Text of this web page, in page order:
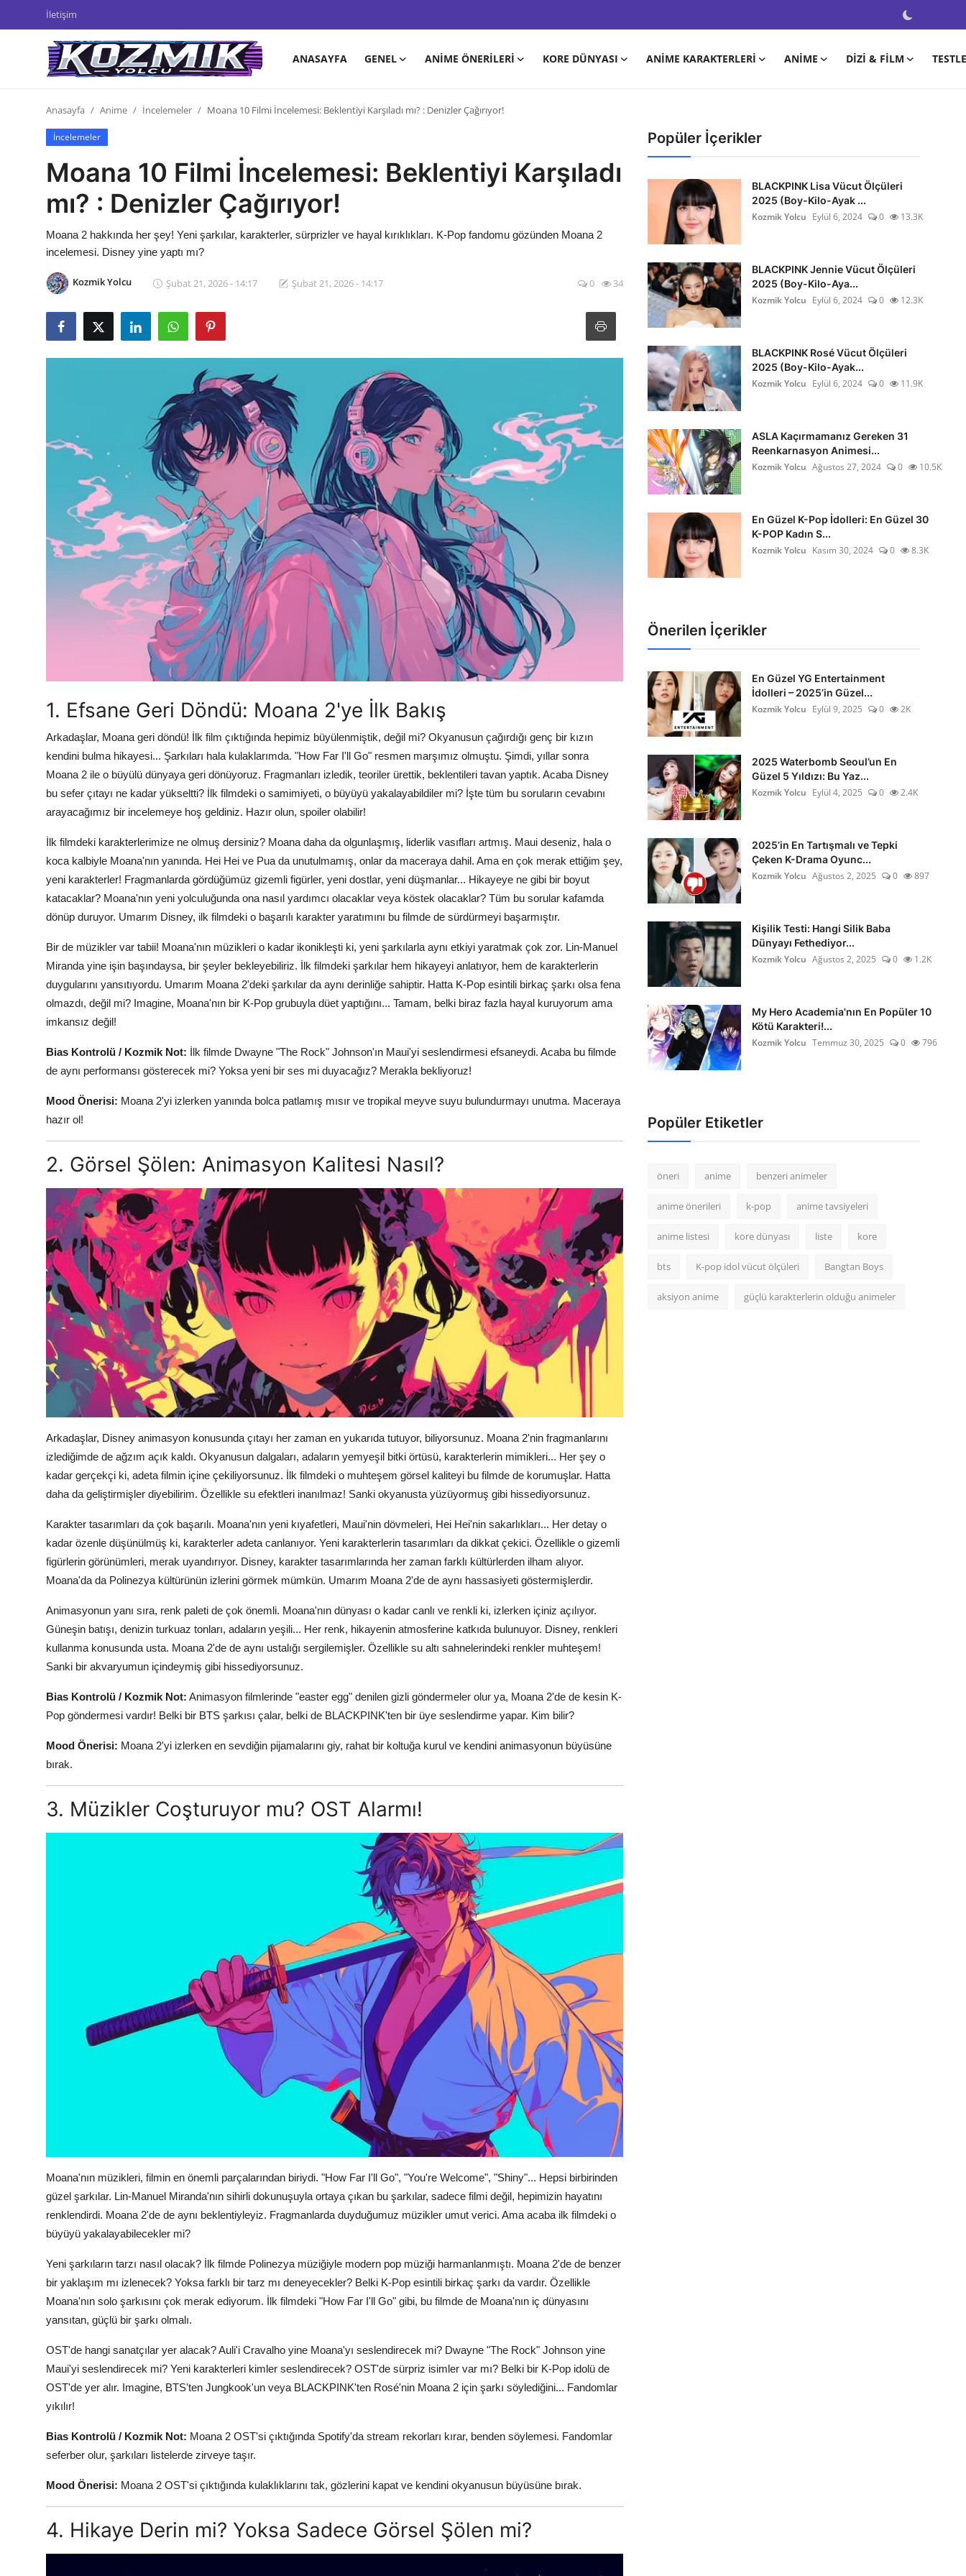
İletişim
ANASAYFA GENEL ANIME ÖNERILERI KORE DÜNYASI ANIME KARAKTERLERI ANIME DIZI & FILM
Anime Önerileri
Kore Dünyası
Anime Karakterleri
Dizi & Film
Testler
Anasayfa Anime İncelemeler Moana 10 Filmi İncelemesi: Beklentiyi Karşıladı mı? : Denizler Çağırıyor!
İncelemeler
Moana 10 Filmi İncelemesi: Beklentiyi Karşıladı
mı? : Denizler Çağırıyor!
Moana 2 hakkında her şey! Yeni şarkılar, karakterler, sürprizler ve hayal kırıklıkları. K-Pop fandomu gözünden Moana 2
incelemesi. Disney yine yaptı mı?
Kozmik Yolcu Şubat 21, 2026 - 14:17 Şubat 21, 2026 - 14:17 0 34
1. Efsane Geri Döndü: Moana 2'ye İlk Bakış
Arkadaşlar, Moana geri döndü! İlk film çıktığında hepimiz büyülenmiştik, değil mi? Okyanusun çağırdığı genç bir kızın
kendini bulma hikayesi... Şarkıları hala kulaklarımda. "How Far I'll Go" resmen marşımız olmuştu. Şimdi, yıllar sonra
Moana 2 ile o büyülü dünyaya geri dönüyoruz. Fragmanları izledik, teoriler ürettik, beklentileri tavan yaptık. Acaba Disney
bu sefer çıtayı ne kadar yükseltti? İlk filmdeki o samimiyeti, o büyüyü yakalayabildiler mi? İşte tüm bu soruların cevabını
arayacağımız bir incelemeye hoş geldiniz. Hazır olun, spoiler olabilir!
İlk filmdeki karakterlerimize ne olmuş dersiniz? Moana daha da olgunlaşmış, liderlik vasıfları artmış. Maui deseniz, hala o
koca kalbiyle Moana'nın yanında. Hei Hei ve Pua da unutulmamış, onlar da maceraya dahil. Ama en çok merak ettiğim şey,
yeni karakterler! Fragmanlarda gördüğümüz gizemli figürler, yeni dostlar, yeni düşmanlar... Hikayeye ne gibi bir boyut
katacaklar? Moana'nın yeni yolculuğunda ona nasıl yardımcı olacaklar veya köstek olacaklar? Tüm bu sorular kafamda
dönüp duruyor. Umarım Disney, ilk filmdeki o başarılı karakter yaratımını bu filmde de sürdürmeyi başarmıştır.
Bir de müzikler var tabii! Moana'nın müzikleri o kadar ikonikleşti ki, yeni şarkılarla aynı etkiyi yaratmak çok zor. Lin-Manuel
Miranda yine işin başındaysa, bir şeyler bekleyebiliriz. İlk filmdeki şarkılar hem hikayeyi anlatıyor, hem de karakterlerin
duygularını yansıtıyordu. Umarım Moana 2'deki şarkılar da aynı derinliğe sahiptir. Hatta K-Pop esintili birkaç şarkı olsa fena
olmazdı, değil mi? Imagine, Moana'nın bir K-Pop grubuyla düet yaptığını... Tamam, belki biraz fazla hayal kuruyorum ama
imkansız değil!
Bias Kontrolü / Kozmik Not: İlk filmde Dwayne "The Rock" Johnson'ın Maui'yi seslendirmesi efsaneydi. Acaba bu filmde
de aynı performansı gösterecek mi? Yoksa yeni bir ses mi duyacağız? Merakla bekliyoruz!
Mood Önerisi: Moana 2'yi izlerken yanında bolca patlamış mısır ve tropikal meyve suyu bulundurmayı unutma. Maceraya
hazır ol!
2. Görsel Şölen: Animasyon Kalitesi Nasıl?
Arkadaşlar, Disney animasyon konusunda çıtayı her zaman en yukarıda tutuyor, biliyorsunuz. Moana 2'nin fragmanlarını
izlediğimde de ağzım açık kaldı. Okyanusun dalgaları, adaların yemyeşil bitki örtüsü, karakterlerin mimikleri... Her şey o
kadar gerçekçi ki, adeta filmin içine çekiliyorsunuz. İlk filmdeki o muhteşem görsel kaliteyi bu filmde de korumuşlar. Hatta
daha da geliştirmişler diyebilirim. Özellikle su efektleri inanılmaz! Sanki okyanusta yüzüyormuş gibi hissediyorsunuz.
Karakter tasarımları da çok başarılı. Moana'nın yeni kıyafetleri, Maui'nin dövmeleri, Hei Hei'nin sakarlıkları... Her detay o
kadar özenle düşünülmüş ki, karakterler adeta canlanıyor. Yeni karakterlerin tasarımları da dikkat çekici. Özellikle o gizemli
figürlerin görünümleri, merak uyandırıyor. Disney, karakter tasarımlarında her zaman farklı kültürlerden ilham alıyor.
Moana'da da Polinezya kültürünün izlerini görmek mümkün. Umarım Moana 2'de de aynı hassasiyeti göstermişlerdir.
Animasyonun yanı sıra, renk paleti de çok önemli. Moana'nın dünyası o kadar canlı ve renkli ki, izlerken içiniz açılıyor.
Güneşin batışı, denizin turkuaz tonları, adaların yeşili... Her renk, hikayenin atmosferine katkıda bulunuyor. Disney, renkleri
kullanma konusunda usta. Moana 2'de de aynı ustalığı sergilemişler. Özellikle su altı sahnelerindeki renkler muhteşem!
Sanki bir akvaryumun içindeymiş gibi hissediyorsunuz.
Bias Kontrolü / Kozmik Not: Animasyon filmlerinde "easter egg" denilen gizli göndermeler olur ya, Moana 2'de de kesin K-
Pop göndermesi vardır! Belki bir BTS şarkısı çalar, belki de BLACKPINK'ten bir üye seslendirme yapar. Kim bilir?
Mood Önerisi: Moana 2'yi izlerken en sevdiğin pijamalarını giy, rahat bir koltuğa kurul ve kendini animasyonun büyüsüne
bırak.
3. Müzikler Coşturuyor mu? OST Alarmı!
Moana'nın müzikleri, filmin en önemli parçalarından biriydi. "How Far I'll Go", "You're Welcome", "Shiny"... Hepsi birbirinden
güzel şarkılar. Lin-Manuel Miranda'nın sihirli dokunuşuyla ortaya çıkan bu şarkılar, sadece filmi değil, hepimizin hayatını
renklendirdi. Moana 2'de de aynı beklentiyleyiz. Fragmanlarda duyduğumuz müzikler umut verici. Ama acaba ilk filmdeki o
büyüyü yakalayabilecekler mi?
Yeni şarkıların tarzı nasıl olacak? İlk filmde Polinezya müziğiyle modern pop müziği harmanlanmıştı. Moana 2'de de benzer
bir yaklaşım mı izlenecek? Yoksa farklı bir tarz mı deneyecekler? Belki K-Pop esintili birkaç şarkı da vardır. Özellikle
Moana'nın solo şarkısını çok merak ediyorum. İlk filmdeki "How Far I'll Go" gibi, bu filmde de Moana'nın iç dünyasını
yansıtan, güçlü bir şarkı olmalı.
OST'de hangi sanatçılar yer alacak? Auli'i Cravalho yine Moana'yı seslendirecek mi? Dwayne "The Rock" Johnson yine
Maui'yi seslendirecek mi? Yeni karakterleri kimler seslendirecek? OST'de sürpriz isimler var mı? Belki bir K-Pop idolü de
OST'de yer alır. Imagine, BTS'ten Jungkook'un veya BLACKPINK'ten Rosé'nin Moana 2 için şarkı söylediğini... Fandomlar
yıkılır!
Bias Kontrolü / Kozmik Not: Moana 2 OST'si çıktığında Spotify'da stream rekorları kırar, benden söylemesi. Fandomlar
seferber olur, şarkıları listelerde zirveye taşır.
Mood Önerisi: Moana 2 OST'si çıktığında kulaklıklarını tak, gözlerini kapat ve kendini okyanusun büyüsüne bırak.
4. Hikaye Derin mi? Yoksa Sadece Görsel Şölen mi?
Popüler İçerikler
BLACKPINK Lisa Vücut Ölçüleri
2025 (Boy-Kilo-Ayak ...
Kozmik Yolcu Eylül 6, 2024 0 13.3K
BLACKPINK Jennie Vücut Ölçüleri
2025 (Boy-Kilo-Aya...
Kozmik Yolcu Eylül 6, 2024 0 12.3K
BLACKPINK Rosé Vücut Ölçüleri
2025 (Boy-Kilo-Ayak...
Kozmik Yolcu Eylül 6, 2024 0 11.9K
ASLA Kaçırmamanız Gereken 31
Reenkarnasyon Animesi...
Kozmik Yolcu Ağustos 27, 2024 0 10.5K
En Güzel K-Pop İdolleri: En Güzel 30
K-POP Kadın S...
Kozmik Yolcu Kasım 30, 2024 0 8.3K
Önerilen İçerikler
En Güzel YG Entertainment
İdolleri – 2025’in Güzel...
Kozmik Yolcu Eylül 9, 2025 0 2K
2025 Waterbomb Seoul’un En
Güzel 5 Yıldızı: Bu Yaz...
Kozmik Yolcu Eylül 4, 2025 0 2.4K
2025’in En Tartışmalı ve Tepki
Çeken K-Drama Oyunc...
Kozmik Yolcu Ağustos 2, 2025 0 897
Kişilik Testi: Hangi Silik Baba
Dünyayı Fethediyor...
Kozmik Yolcu Ağustos 2, 2025 0 1.2K
My Hero Academia'nın En Popüler 10
Kötü Karakteri!...
Kozmik Yolcu Temmuz 30, 2025 0 796
Popüler Etiketler
öneri anime benzeri animeler
anime önerileri k-pop anime tavsiyeleri
anime listesi kore dünyası liste kore
bts K-pop idol vücut ölçüleri Bangtan Boys
aksiyon anime güçlü karakterlerin olduğu animeler